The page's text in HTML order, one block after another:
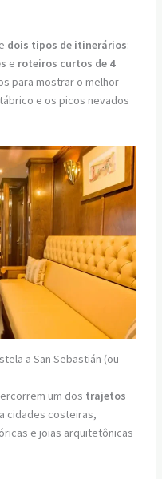
dois tipos de itinerários:
e roteiros curtos de 4
para mostrar o melhor
e os picos nevados
a San Sebastián (ou
um dos trajetos
cidades costeiras,
e joias arquitetônicas